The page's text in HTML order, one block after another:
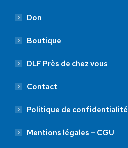
Don
Boutique
DLF Près de chez vous
Contact
Politique de confidentialité
Mentions légales – CGU